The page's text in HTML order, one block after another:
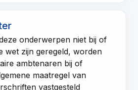
onderwerpen niet bij of
wet zijn geregeld, worden
ambtenaren bij of
maatregel van
vastgesteld